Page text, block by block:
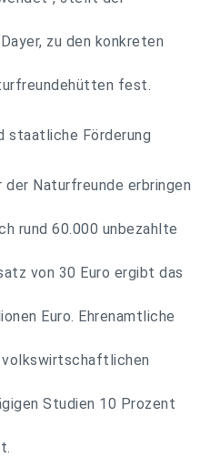
zu den konkreten
fest.
staatliche Förderung
Naturfreunde erbringen
rund 60.000 unbezahlte
von 30 Euro ergibt das
Euro. Ehrenamtliche
Studien 10 Prozent